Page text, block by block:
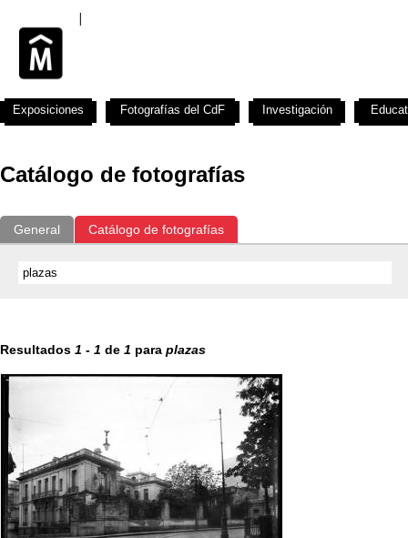
Catálogo de fotografías
General Catálogo de fotografías
Resultados 1 - 1 de 1 para plazas
Exposiciones Fotografías del CdF Investigación